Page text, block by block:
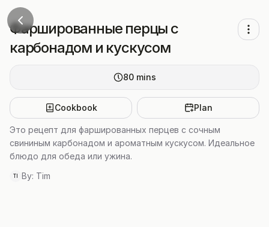
Фаршированные перцы с
карбонадом и кускусом
80 mins
Cookbook Plan
Это рецепт для фаршированных перцев с сочным
свининым карбонадом и ароматным кускусом. Идеальное
блюдо для обеда или ужина.
TI By: Tim